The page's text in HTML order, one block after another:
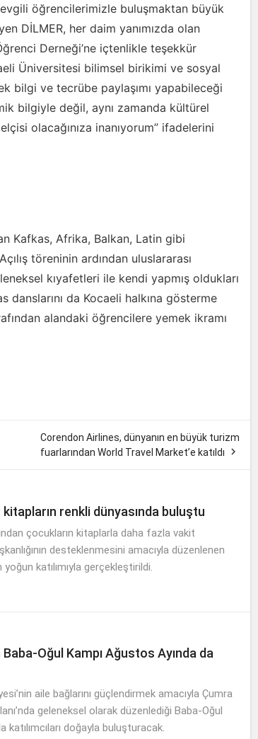
öğrencilerimizle buluşmaktan büyük
DİLMER, her daim yanımızda olan
Derneği’ne içtenlikle teşekkür
Üniversitesi bilimsel birikimi ve sosyal
bilgi ve tecrübe paylaşımı yapabileceği
bilgiyle değil, aynı zamanda kültürel
olacağınıza inanıyorum” ifadelerini
Kafkas, Afrika, Balkan, Latin gibi
töreninin ardından uluslararası
kıyafetleri ile kendi yapmış oldukları
da Kocaeli halkına gösterme
alandaki öğrencilere yemek ikramı
Corendon Airlines, dünyanın en büyük turizm
fuarlarından World Travel Market’e katıldı

renkli dünyasında buluştu
çocukların kitaplarla daha fazla vakit
desteklenmesini amacıyla düzenlenen
katılımıyla gerçekleştirildi.
Oğul Kampı Ağustos Ayında da
aile bağlarını güçlendirmek amacıyla Çumra
geleneksel olarak düzenlediği Baba-Oğul
katılımcıları doğayla buluşturacak.